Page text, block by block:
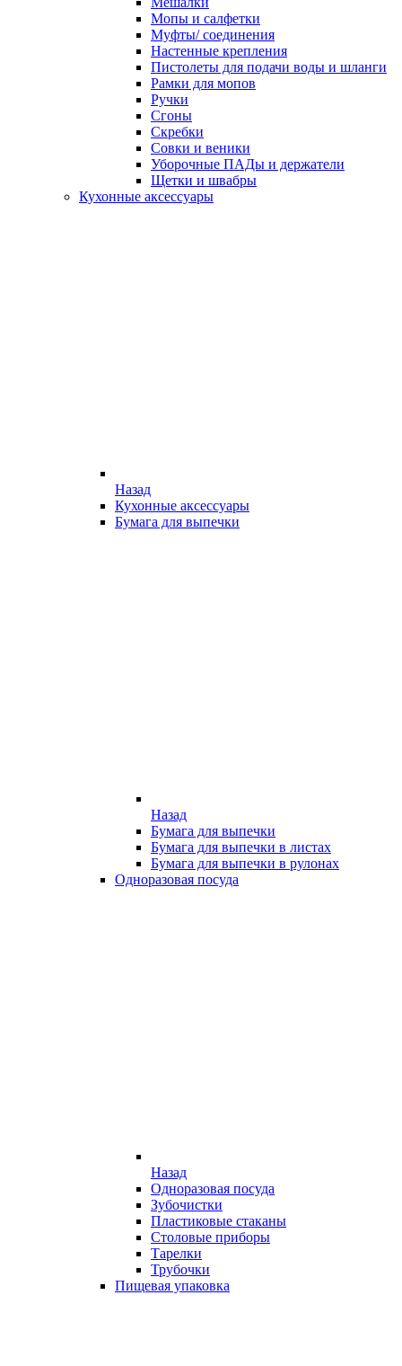
Мопы и салфетки
Муфты/ соединения
Настенные крепления
Пистолеты для подачи воды и шланги
Рамки для мопов
Ручки
Сгоны
Скребки
Совки и веники
Уборочные ПАДы и держатели
Щетки и швабры
Кухонные аксессуары
Назад
Кухонные аксессуары
Бумага для выпечки
Назад
Бумага для выпечки
Бумага для выпечки в листах
Бумага для выпечки в рулонах
Одноразовая посуда
Назад
Одноразовая посуда
Зубочистки
Пластиковые стаканы
Столовые приборы
Тарелки
Трубочки
Пищевая упаковка